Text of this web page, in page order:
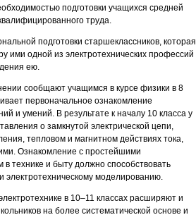
подготовки учащихся средней
труда.
подготовки старшеклассников, которая
ими одной из электротехнических профессий
ею.
сообщают учащимся в курсе физики в 8
первоначальное ознакомление
и умений. В результате к началу 10 класса у
о замкнутой электрической цепи,
тепловом и магнитном действиях тока,
Ознакомление с простейшими
технике и быту должно способствовать
электротехническому моделированию.
в 10–11 классах расширяют и
на более систематической основе и